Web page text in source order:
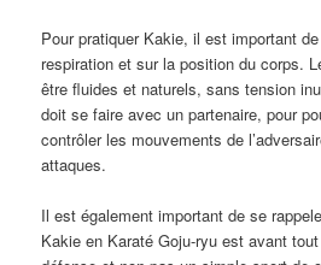
Pour pratiquer Kakie, il est important
respiration et sur la position du corps.
être fluides et naturels, sans tension
doit se faire avec un partenaire, pour
contrôler les mouvements de
attaques.
Il est également important de se
Kakie en Karaté Goju-ryu est avant